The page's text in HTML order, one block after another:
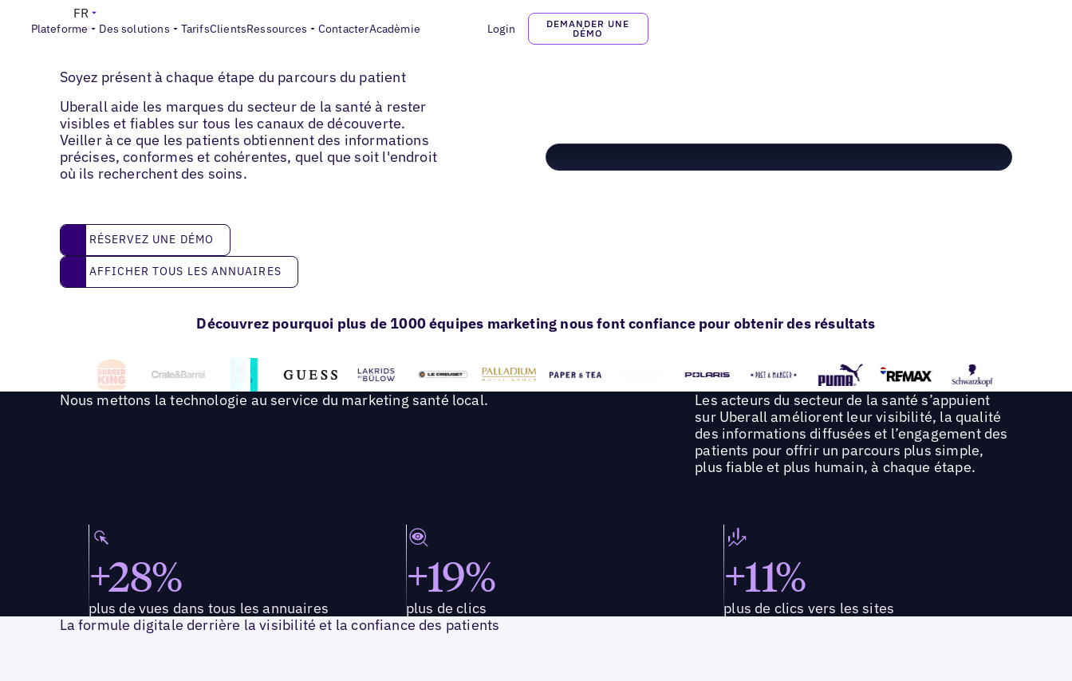
Plateforme Des solutions TarifsClientsRessources ContacterAcadèmie Login
DEMANDER UNE
DÉMO
FR
Santé
Soyez présent à chaque étape du parcours du patient
Uberall aide les marques du secteur de la santé à rester
visibles et fiables sur tous les canaux de découverte.
Veiller à ce que les patients obtiennent des informations
précises, conformes et cohérentes, quel que soit l'endroit
où ils recherchent des soins.
réservez une démo
RÉSERVEZ UNE DÉMO
Afficher tous les annuaires
AFFICHER TOUS LES ANNUAIRES
Découvrez pourquoi plus de 1000 équipes marketing nous font confiance pour obtenir des résultats
Nous mettons la technologie au service du marketing santé local.
Les acteurs du secteur de la santé s’appuient
sur Uberall améliorent leur visibilité, la qualité
des informations diffusées et l’engagement des
patients pour offrir un parcours plus simple,
plus fiable et plus humain, à chaque étape.
+28%
plus de vues dans tous les annuaires
+19%
plus de clics
+11%
plus de clics vers les sites
La formule digitale derrière la visibilité et la confiance des patients